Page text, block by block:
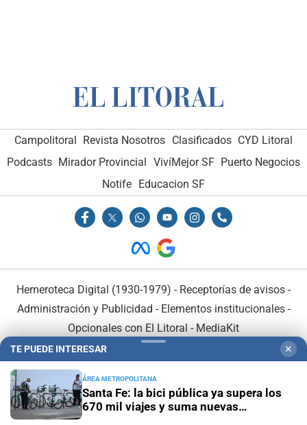
Campolitoral Revista Nosotros Clasificados CYD Litoral
Podcasts Mirador Provincial VivíMejor SF Puerto Negocios
Notife Educacion SF
Hemeroteca Digital (1930-1979) - Receptorías de avisos -
Administración y Publicidad - Elementos institucionales-
Opcionales con El Litoral - MediaKit
TE PUEDE INTERESAR ✕
ÁREA METROPOLITANA
Santa Fe: la bici pública ya supera los
670 mil viajes y suma nuevas